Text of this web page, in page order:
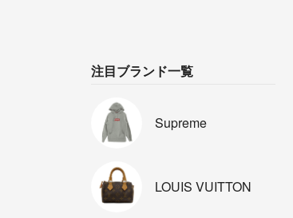
注目ブランド一覧
Supreme
LOUIS VUITTON